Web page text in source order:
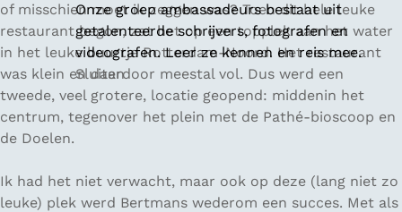
Onze groep ambassadeurs bestaat uit
getalenteerde schrijvers, fotografen en
videografen. Leer ze kennen en reis mee.
Sluiten
of misschien moet ik zeggen was? Toen dit hele leuke
restaurant begon, zat het op een topplek aan het water
in het leuke buurtje Rotterdam-Noord. Het restaurant
was klein en daardoor meestal vol. Dus werd een
tweede, veel grotere, locatie geopend: middenin het
centrum, tegenover het plein met de Pathé-bioscoop en
de Doelen.
Ik had het niet verwacht, maar ook op deze (lang niet zo
leuke) plek werd Bertmans wederom een succes. Met als